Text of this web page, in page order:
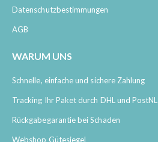
Datenschutzbestimmungen
AGB
WARUM UNS
Schnelle, einfache und sichere Zahlung
Tracking Ihr Paket durch DHL und PostNL
Rückgabegarantie bei Schaden
Webshop Gütesiegel